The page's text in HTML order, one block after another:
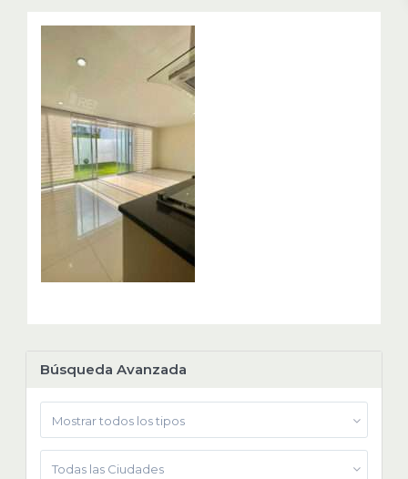
Búsqueda Avanzada
Mostrar todos los tipos
Todas las Ciudades